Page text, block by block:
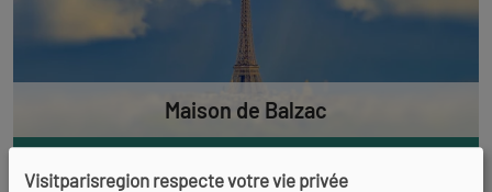
Maison de Balzac
Visitparisregion respecte votre vie privée